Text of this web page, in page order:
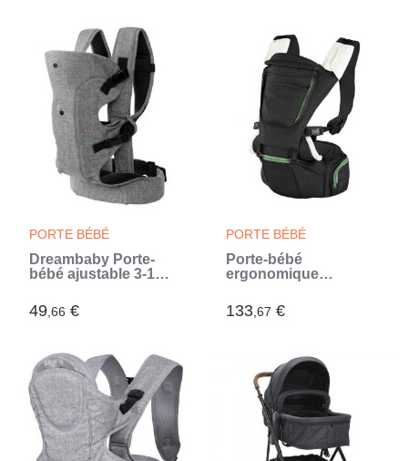
PORTE BÉBÉ
Dreambaby Porte-
bébé ajustable 3-1
et polyvalente - pour
nouveau-né a enfant
49,66 €
PORTE BÉBÉ
Porte-bébé
ergonomique
Pirate Black -
Ventrale/dos - Mixte -
133,67 €